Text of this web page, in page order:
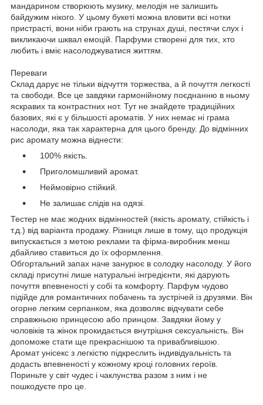
мандарином створюють музику, мелодія не залишить
байдужим нікого. У цьому букеті можна вловити всі нотки
пристрасті, вони ніби грають на струнах душі, пестячи слух і
викликаючи шквал емоцій. Парфуми створені для тих, хто
любить і вміє насолоджуватися життям.
Переваги
Склад дарує не тільки відчуття торжества, а й почуття легкості
та свободи. Все це завдяки гармонійному поєднанню в ньому
яскравих та контрастних нот. Тут не знайдете традиційних
базових, які є у більшості ароматів. У них немає ні грама
насолоди, яка так характерна для цього бренду. До відмінних
рис аромату можна віднести:
100% якість.
Приголомшливий аромат.
Неймовірно стійкий.
Не залишає слідів на одязі.
Тестер не має жодних відмінностей (якість аромату, стійкість і
т.д.) від варіанта продажу. Різниця лише в тому, що продукція
випускається з метою реклами та фірма-виробник менш
дбайливо ставиться до їх оформлення.
Обгортальний запах наче занурює в солодку насолоду. У його
складі присутні лише натуральні інгредієнти, які дарують
почуття впевненості у собі та комфорту. Парфум чудово
підійде для романтичних побачень та зустрічей із друзями. Він
огорне легким серпанком, яка дозволяє відчувати себе
справжньою принцесою або принцом. Завдяки йому у
чоловіків та жінок прокидається внутрішня сексуальність. Він
допоможе стати ще прекраснішою та привабливішою.
Аромат унісекс з легкістю підкреслить індивідуальність та
додасть впевненості у кожному кроці головних героїв.
Пориньте у світ чудес і чаклунства разом з ним і не
пошкодуєте про це.